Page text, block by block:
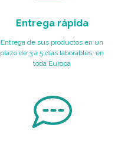
Entrega rápida
Entrega de sus productos en un
plazo de 3 a 5 días laborables, en
toda Europa